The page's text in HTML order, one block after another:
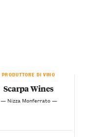
PRODUTTORE DI VINO
Scarpa Wines
— Nizza Monferrato —